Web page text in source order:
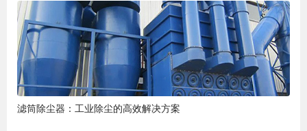
滤筒除尘器：工业除尘的高效解决方案